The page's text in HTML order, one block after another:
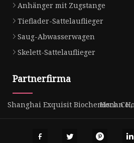
Anhänger mit Zugstange
Tieflader-Sattelauflieger
Saug-Abwasserwagen
Skelett-Sattelauflieger
Partnerfirma
Shanghai Exquisit Biochemisch Co.,
Henan